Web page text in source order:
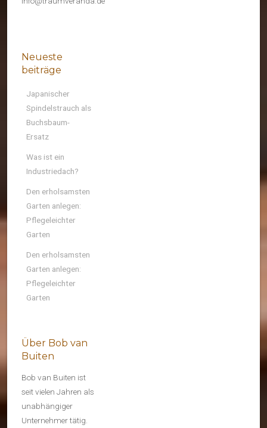
Neueste
beiträge
Japanischer
Spindelstrauch als
Buchsbaum-
Ersatz
Was ist ein
Industriedach?
Den erholsamsten
Garten anlegen:
Pflegeleichter
Garten
Den erholsamsten
Garten anlegen:
Pflegeleichter
Garten
Über Bob van
Buiten
Bob van Buiten ist
seit vielen Jahren als
unabhängiger
Unternehmer tätig.